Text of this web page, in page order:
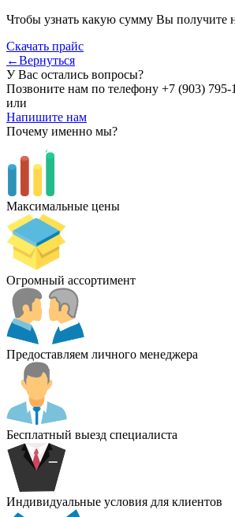
Чтобы узнать какую сумму Вы получите
Скачать прайс
←Вернуться
У Вас остались вопросы?
Позвоните нам по телефону +7 (903) 795-
или
Напишите нам
Почему именно мы?
Максимальные цены
Огромный ассортимент
Предоставляем личного менеджера
Бесплатный выезд специалиста
Индивидуальные условия для клиентов